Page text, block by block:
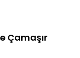
Çamaşır